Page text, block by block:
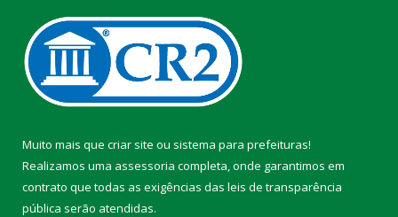
Muito mais que criar site ou sistema para prefeituras!
Realizamos uma assessoria completa, onde garantimos em
contrato que todas as exigências das leis de transparência
pública serão atendidas.